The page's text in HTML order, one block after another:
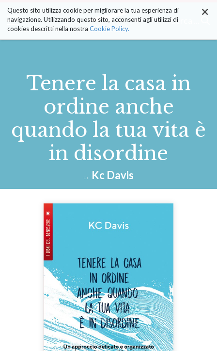
ai
contenuti.
|
Salta
Cerca ... ×
Questo sito utilizza cookie per migliorare la tua esperienza di
navigazione. Utilizzando questo sito, acconsenti agli utilizzi di
cookies descritti nella nostra Cookie Policy.
Tenere la casa in
ordine anche
quando la tua vita è
in disordine
di Kc Davis